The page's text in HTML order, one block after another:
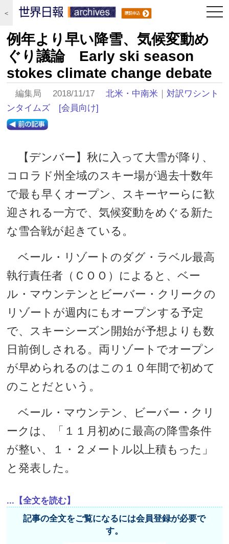
＜
例年より早い降雪、気候変動め
ぐり議論 Early ski season
stokes climate change debate
編集局 2018/11/17北米・中南米 ｜対訳ワシント
ンタイムズ
[会員向け]
【デンバー】秋に入って大雪が降り、
コロラド州全域のスキー場が過去十数年
で最も早くオープン、スキーヤーらに歓
迎される一方で、気候変動をめぐる新た
な雪合戦が起きている。
ベール・リゾートのダグ・ラベル最高
執行責任者（ＣＯＯ）によると、ベー
ル・マウンテンとビーバー・クリークの
リゾートが週内にもオープンする予定
で、スキーシーズン開始が予想よりも数
日前倒しされる。両リゾートでオープン
が早められるのはこの１０年間で初めて
のことだという。
ベール・マウンテン、ビーバー・クリ
ークは、「１１月初めに最高の降雪条件
が整い、１・２メートル以上積もった」
と発表した。
...【全文を読む】
記事の全文をご覧になるには会員登録が必要で
す。